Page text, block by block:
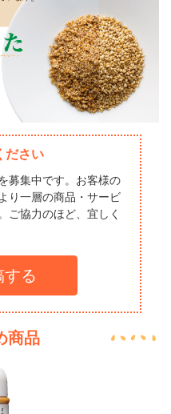
ださい
募集中です。お客様の
り一層の商品・サービ
ご協力のほど、宜しく
する
商品